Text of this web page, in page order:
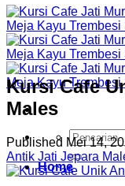
Pencarian
untuk:
Home
Kursi Cafe
Males
Published Mei 14,
Antik Jati Jepara